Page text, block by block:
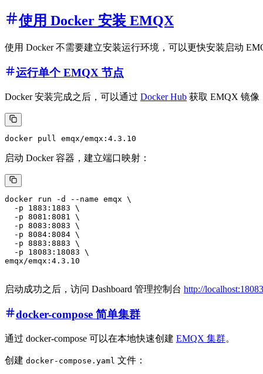
使用 Docker 安装 EMQX
使用 Docker 不需要建立安装运行环境，可以更快安装启动
运行单个 EMQX 节点
Docker 安装完成之后，可以通过 Docker Hub 获取 EMQX 镜像
启动 Docker 容器，建立端口映射：
docker run -d --name emqx \
  -p 1883:1883 \
  -p 8081:8081 \
  -p 8083:8083 \
  -p 8084:8084 \
  -p 8883:8883 \
  -p 18083:18083 \
emqx/emqx:4.3.10
启动成功之后，访问 Dashboard 管理控制台 http://
docker-compose 简单集群
通过 docker-compose 可以在本地快速创建 EMQX 集群。
创建 docker-compose.yaml 文件：